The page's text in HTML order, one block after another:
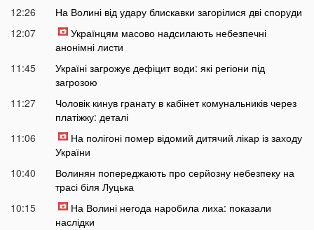
12:26
На Волині від удару блискавки загорілися дві споруди
12:07
Українцям масово надсилають небезпечні
анонімні листи
11:45
Україні загрожує дефіцит води: які регіони під
загрозою
11:27
Чоловік кинув гранату в кабінет комунальників через
платіжку: деталі
11:06
На полігоні помер відомий дитячий лікар із заходу
України
10:40
Волинян попереджають про серйозну небезпеку на
трасі біля Луцька
10:15
На Волині негода наробила лиха: показали
наслідки